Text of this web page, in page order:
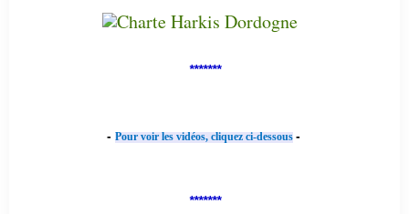
*******
- Pour voir les vidéos, cliquez ci-dessous -
*******